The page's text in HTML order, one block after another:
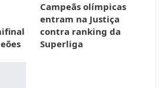
Campeãs olímpicas
entram na Justiça
contra ranking da
Superliga